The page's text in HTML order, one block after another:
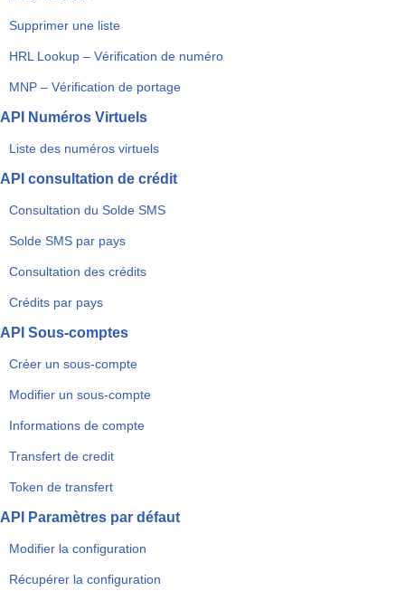
Supprimer une liste
HRL Lookup – Vérification de numéro
MNP – Vérification de portage
API Numéros Virtuels
Liste des numéros virtuels
API consultation de crédit
Consultation du Solde SMS
Solde SMS par pays
Consultation des crédits
Crédits par pays
API Sous-comptes
Créer un sous-compte
Modifier un sous-compte
Informations de compte
Transfert de credit
Token de transfert
API Paramètres par défaut
Modifier la configuration
Récupérer la configuration